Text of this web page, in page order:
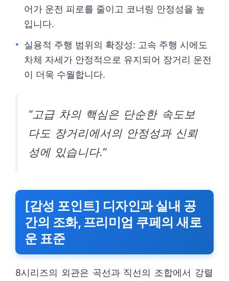
어가 운전 피로를 줄이고 코너링 안정성을 높
입니다.
실용적 주행 범위의 확장성: 고속 주행 시에도
차체 자세가 안정적으로 유지되어 장거리 운전
이 더욱 수월합니다.
“고급 차의 핵심은 단순한 속도보
다도 장거리에서의 안정성과 신뢰
성에 있습니다.”
[감성 포인트] 디자인과 실내 공
간의 조화, 프리미엄 쿠페의 새로
운 표준
8시리즈의 외관은 곡선과 직선의 조합에서 강렬